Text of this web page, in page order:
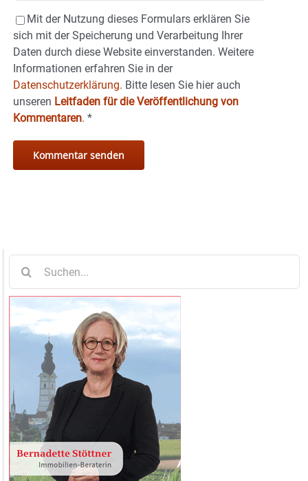
Mit der Nutzung dieses Formulars erklären Sie
sich mit der Speicherung und Verarbeitung Ihrer
Daten durch diese Website einverstanden. Weitere
Informationen erfahren Sie in der
Datenschutzerklärung. Bitte lesen Sie hier auch
unseren Leitfaden für die Veröffentlichung von
Kommentaren. *
nach: